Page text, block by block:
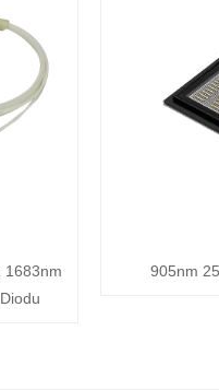
1683nm
905nm